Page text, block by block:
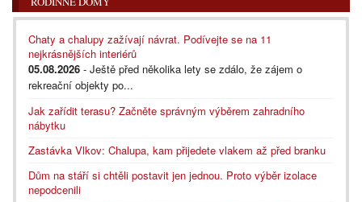
Chaty a chalupy zažívají návrat. Podívejte se na 11
nejkrásnějších interiérů
05.08.2026 - Ještě před několika lety se zdálo, že zájem o
rekreační objekty po...
Jak zařídit terasu? Začněte správným výběrem zahradního
nábytku
Zastávka Vlkov: Chalupa, kam přijedete vlakem až před branku
Dům na stáří si chtěli postavit jen jednou. Proto výběr izolace
nepodcenili